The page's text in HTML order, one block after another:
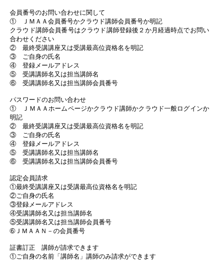
会員番号のお問い合わせに関して
① ＪＭＡＡ会員番号かクラウド講師会員番号か明記
クラウド講師会員番号はクラウド講師登録後２か月経過時点でお問い
合わせください
② 最終受講講座又は受講最高位資格名を明記
③ ご自身の氏名
④ 登録メールアドレス
⑤ 受講講師名又は担当講師名
⑥ 受講講師名又は担当講師会員番号
パスワードのお問い合わせ
① ＪＭＡＡホームページかクラウド講師かクラウド一般ログインか
明記
② 最終受講講座又は受講最高位資格名を明記
③ ご自身の氏名
④ 登録メールアドレス
⑤ 受講講師名又は担当講師名
⑥ 受講講師名又は担当講師会員番号
認定会員請求
①最終受講講座又は受講最高位資格名を明記
②ご自身の氏名
③登録メールアドレス
④受講講師名又は担当講師名
⑤受講講師名又は担当講師会員番号
➅ＪＭＡＡＮ－の会員番号
証書訂正 講師が請求できます
①ご自身の名前「講師名」講師のみ請求ができます